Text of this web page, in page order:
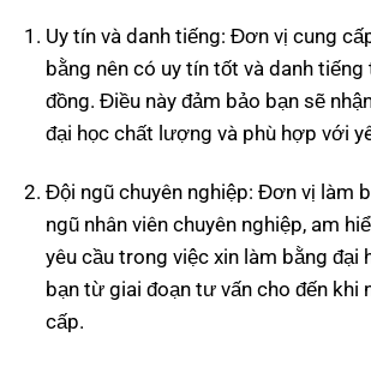
Uy tín và danh tiếng: Đơn vị cung
bằng nên có uy tín tốt và danh
đồng. Điều này đảm bảo bạn sẽ
đại học chất lượng và phù hợp với
Đội ngũ chuyên nghiệp: Đơn vị làm
ngũ nhân viên chuyên nghiệp, am
yêu cầu trong việc xin làm bằng đại
bạn từ giai đoạn tư vấn cho đến khi
cấp.